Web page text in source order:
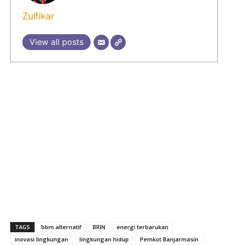
Zulfikar
View all posts
TAGS bbm alternatif BRIN
energi terbarukan
inovasi lingkungan
lingkungan hidup
Pemkot Banjarmasin